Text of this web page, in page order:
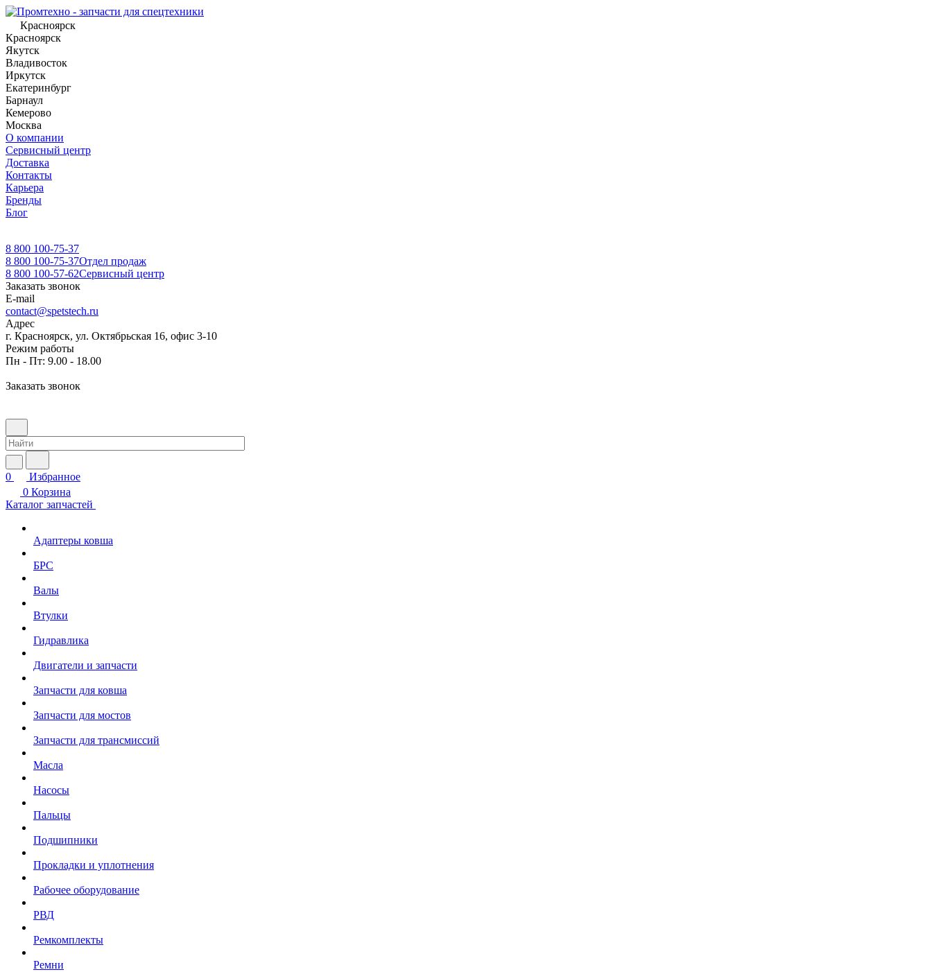
Красноярск
Красноярск
Якутск
Владивосток
Иркутск
Екатеринбург
Барнаул
Кемерово
Москва
О компании
Сервисный центр
Доставка
Контакты
Карьера
Бренды
Блог
8 800 100-75-37
8 800 100-75-37Отдел продаж
8 800 100-57-62Сервисный центр
Заказать звонок
E-mail
contact@spetstech.ru
Адрес
г. Красноярск, ул. Октябрьская 16, офис 3-10
Режим работы
Пн - Пт: 9.00 - 18.00
Заказать звонок
0
Избранное
0 Корзина
Каталог запчастей
Адаптеры ковша
БРС
Валы
Втулки
Гидравлика
Двигатели и запчасти
Запчасти для ковша
Запчасти для мостов
Запчасти для трансмиссий
Масла
Насосы
Пальцы
Подшипники
Прокладки и уплотнения
Рабочее оборудование
РВД
Ремкомплекты
Ремни